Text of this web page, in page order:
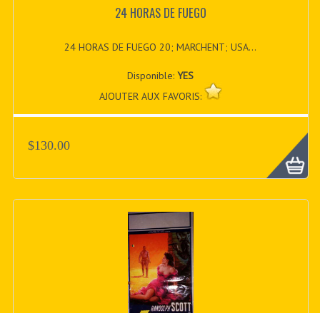
24 HORAS DE FUEGO
24 HORAS DE FUEGO 20; MARCHENT; USA...
Disponible:YES
AJOUTER AUX FAVORIS:
$130.00